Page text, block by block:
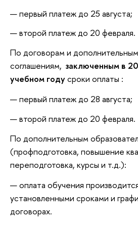
первый платеж до 25 августа;
второй платеж до 20 февраля.
По договорам и дополнительным
соглашениям, заключенным в
учебном годусроки оплаты :
первый платеж до 28 августа;
второй платеж до 20 февраля.
По дополнительным
(профподготовка, повышение
переподготовка, курсы и т.д.):
оплата обучения
установленными сроками и
договорах.